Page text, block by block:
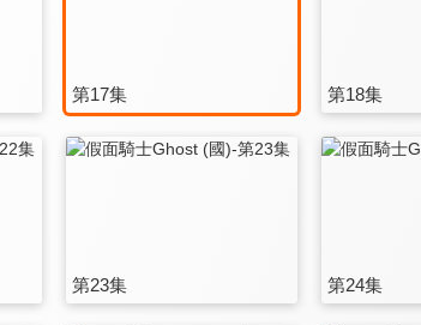
第17集 第18集
第23集 第24集